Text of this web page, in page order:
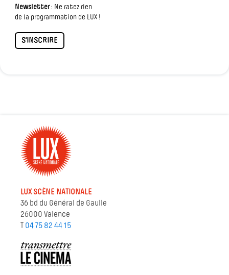
Newsletter: Ne ratez rien
de la programmation de LUX !
S'INSCRIRE
LUX SCÈNE NATIONALE
36 bd du Général de Gaulle
26000 Valence
T 04 75 82 44 15